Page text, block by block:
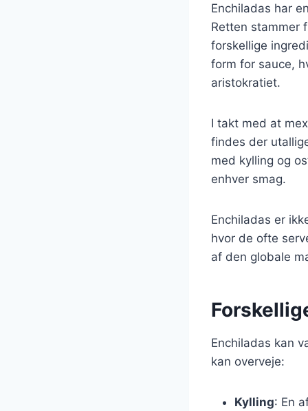
Enchiladas har
Retten stammer
forskellige
form for sauce,
aristokratiet.
I takt med at
findes der
med kylling og
enhver smag.
Enchiladas er
hvor de ofte
af den globale
Enchiladas kan
kan overveje:
Kylling: En